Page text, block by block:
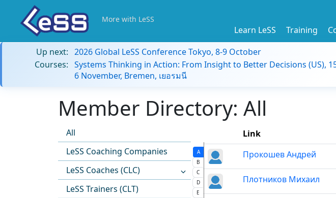
More with LeSS
Learn LeSS Training
Up next: 2026 Global LeSS Conference Tokyo, 8-9 October
Courses: Systems Thinking in Action: From Insight to Better Decisions (US),
6 November, Bremen, เยอรมนี
Member Directory: All
All
LeSS Coaching Companies
LeSS Coaches (CLC)
LeSS Trainers (CLT)
A
B
C
D
E
Link
Прокошев Андрей
Плотников Михаил